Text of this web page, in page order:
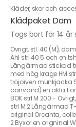
Kläder, skor och
Klädpaket Dam
Togs bort för 14 år
Övrigt, stl. 40 (M),
Ahl strl 40 5 och en
Långärmad stickad
med hög krage HM
tröjorven munkjacka
oanvänd) en äkta
BOK strl M 200:-
strl M 2 Långärmad
original Orcanta,
2 Byxor en origninal